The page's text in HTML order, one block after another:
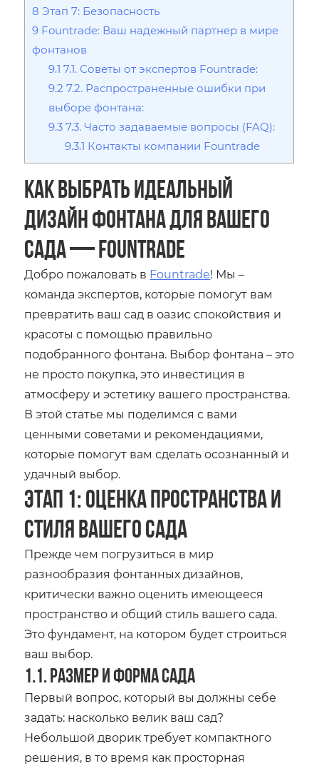
8 Этап 7: Безопасность
9 Fountrade: Ваш надежный партнер в мире
фонтанов
9.1 7.1. Советы от экспертов Fountrade:
9.2 7.2. Распространенные ошибки при
выборе фонтана:
9.3 7.3. Часто задаваемые вопросы (FAQ):
9.3.1 Контакты компании Fountrade
Как выбрать идеальный
дизайн фонтана для вашего
сада — Fountrade
Добро пожаловать в Fountrade! Мы –
команда экспертов‚ которые помогут вам
превратить ваш сад в оазис спокойствия и
красоты с помощью правильно
подобранного фонтана. Выбор фонтана – это
не просто покупка‚ это инвестиция в
атмосферу и эстетику вашего пространства.
В этой статье мы поделимся с вами
ценными советами и рекомендациями‚
которые помогут вам сделать осознанный и
удачный выбор.
Этап 1: Оценка пространства и
стиля вашего сада
Прежде чем погрузиться в мир
разнообразия фонтанных дизайнов‚
критически важно оценить имеющееся
пространство и общий стиль вашего сада.
Это фундамент‚ на котором будет строиться
ваш выбор.
1.1. Размер и форма сада
Первый вопрос‚ который вы должны себе
задать: насколько велик ваш сад?
Небольшой дворик требует компактного
решения‚ в то время как просторная